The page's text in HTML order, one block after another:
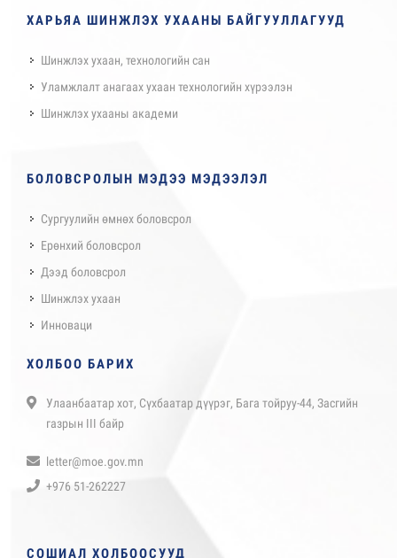
ХАРЬЯА ШИНЖЛЭХ УХААНЫ БАЙГУУЛЛАГУУД
Шинжлэх ухаан, технологийн сан
Уламжлалт анагаах ухаан технологийн хүрээлэн
Шинжлэх ухааны академи
БОЛОВСРОЛЫН МЭДЭЭ МЭДЭЭЛЭЛ
Сургуулийн өмнөх боловсрол
Ерөнхий боловсрол
Дээд боловсрол
Шинжлэх ухаан
Инноваци
ХОЛБОО БАРИХ
Улаанбаатар хот, Сүхбаатар дүүрэг, Бага тойруу-44, Засгийн
газрын III байр
letter@moe.gov.mn
+976 51-262227
СОШИАЛ ХОЛБООСУУД